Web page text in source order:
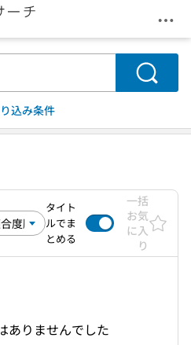
メ
検索
込み条件
タイト
ルでま
とめる
一括
お気
に入
り
ありませんでした